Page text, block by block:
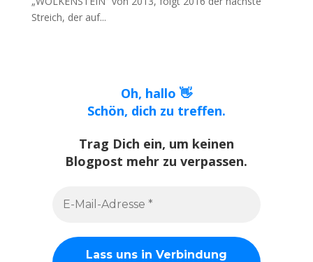
Streich, der auf...
Oh, hallo 👋
Schön, dich zu treffen.
Trag Dich ein, um keinen
Blogpost mehr zu verpassen.